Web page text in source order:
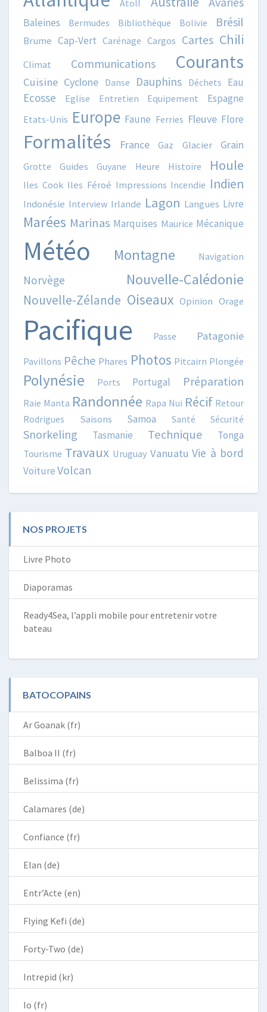
Atoll
Baleines Bermudes Bibliothèque Bolivie Brésil
Brume Cap-Vert Carénage Cargos Cartes Chili
Climat Communications Courants
Cuisine Cyclone Danse Dauphins Déchets Eau
Ecosse Eglise Entretien Equipement Espagne
Etats-Unis Europe Faune Ferries Fleuve Flore
Formalités France Gaz Glacier Grain
Grotte Guides Guyane Heure Histoire Houle
Iles Cook Iles Féroé Impressions Incendie Indien
Indonésie Interview Irlande Lagon Langues Livre
Marées Marinas Marquises Maurice Mécanique
Météo Montagne Navigation
Norvège Nouvelle-Calédonie
Nouvelle-Zélande Oiseaux Opinion Orage
Pacifique Passe Patagonie
Pavillons Pêche Phares Photos Pitcairn Plongée
Polynésie Ports Portugal Préparation
Raie Manta Randonnée Rapa Nui Récif Retour
Rodrigues
Saisons Samoa Santé Sécurité
Snorkeling Tasmanie Technique Tonga
Tourisme Travaux Uruguay Vanuatu Vie à bord
VoitureVolcan
NOS PROJETS
Livre Photo
Diaporamas
Ready4Sea, l’appli mobile pour entretenir votre
bateau
BATOCOPAINS
Ar Goanak (fr)
Balboa II (fr)
Belissima (fr)
Calamares (de)
Confiance (fr)
Elan (de)
Entr’Acte (en)
Flying Kefi (de)
Forty-Two (de)
Intrepid (kr)
Io (fr)